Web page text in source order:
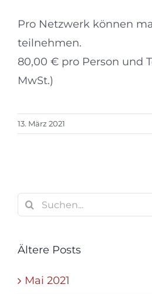
Pro Netzwerk können
teilnehmen.
80,00 € pro Person und
MwSt.)
13. März 2021
Suche
nach:
Ältere Posts
Mai 2021